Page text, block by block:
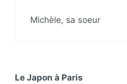
Michèle, sa soeur
Le Japon à Paris